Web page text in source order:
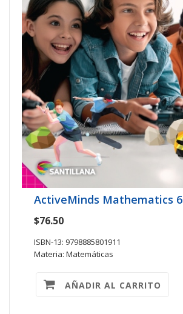
ActiveMinds Mathematics 6
$76.50
ISBN-13: 9798885801911
Materia: Matemáticas
AÑADIR AL CARRITO